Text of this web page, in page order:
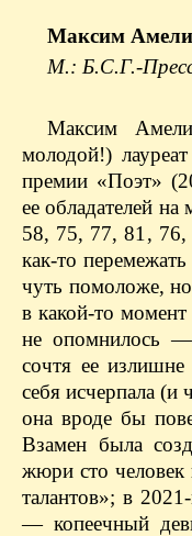
Максим
М.: Б.С.Г.-
Максим
молодой!)
премии «Поэт»
ее обладателей
58, 75, 77, 81, 76,
как-то
чуть помоложе,
в какой-то
не опомнилось
сочтя ее
себя исчерпала
она вроде бы
Взамен была
жюри сто человек
талантов»; в
— копеечный